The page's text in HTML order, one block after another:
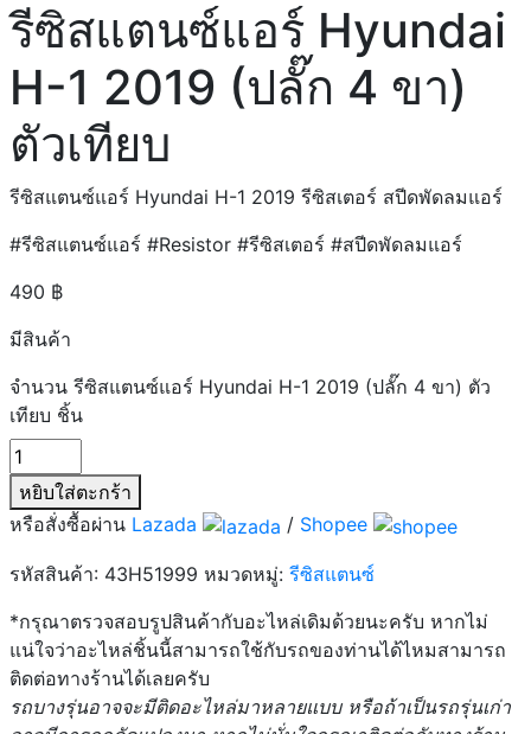
รีซิสแตนซ์แอร์ Hyundai
H-1 2019 (ปลั๊ก 4 ขา)
ตัวเทียบ
รีซิสแตนซ์แอร์ Hyundai H-1 2019 รีซิสเตอร์ สปีดพัดลมแอร์
#รีซิสแตนซ์แอร์ #Resistor #รีซิสเตอร์ #สปีดพัดลมแอร์
490 ฿
มีสินค้า
จำนวน รีซิสแตนซ์แอร์ Hyundai H-1 2019 (ปลั๊ก 4 ขา) ตัว
เทียบ ชิ้น
หยิบใส่ตะกร้า
หรือสั่งซื้อผ่าน Lazada / Shopee
รหัสสินค้า: 43H51999 หมวดหมู่: รีซิสแตนซ์
*กรุณาตรวจสอบรูปสินค้ากับอะไหล่เดิมด้วยนะครับ หากไม่
แน่ใจว่าอะไหล่ชิ้นนี้สามารถใช้กับรถของท่านได้ไหมสามารถ
ติดต่อทางร้านได้เลยครับ
รถบางรุ่นอาจจะมีติดอะไหล่มาหลายแบบ หรือถ้าเป็นรถรุ่นเก่า